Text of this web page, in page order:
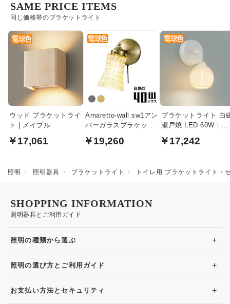
同じ価格帯のブラケットライト
SAME PRICE ITEMS
ウッド ブラケットライ
ト | メイプル
￥17,061
Amaretto-wall.sw1アン
バーガラスブラケット
￥19,260
ブラケットライト 白
瀬戸焼 LED 60W｜壁
￥17,242
照明 照明器具 ブラケットライト トイレ用 ブラケットライト・
照明器具とご利用ガイド
SHOPPING INFORMATION
照明の種類から選ぶ +
照明の選び方とご利用ガイド +
お支払い方法とセキュリティ +